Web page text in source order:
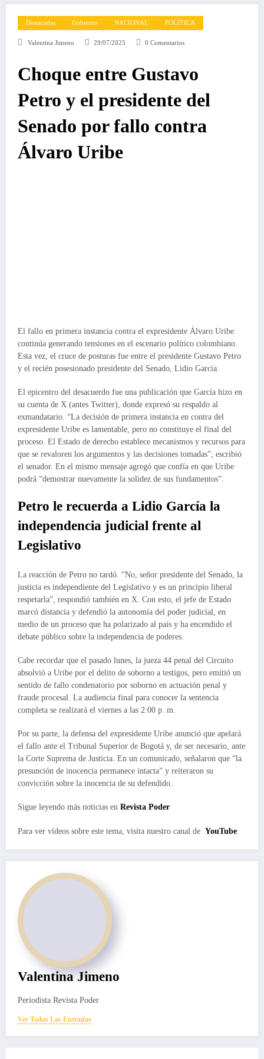
Destacadas Gobierno NACIONAL POLÍTICA
Valentina Jimeno 29/07/2025 0 Comentarios
Choque entre Gustavo
Petro y el presidente del
Senado por fallo contra
Álvaro Uribe
El fallo en primera instancia contra el expresidente Álvaro Uribe
continúa generando tensiones en el escenario político colombiano.
Esta vez, el cruce de posturas fue entre el presidente Gustavo Petro
y el recién posesionado presidente del Senado, Lidio García.
El epicentro del desacuerdo fue una publicación que García hizo en
su cuenta de X (antes Twitter), donde expresó su respaldo al
exmandatario. “La decisión de primera instancia en contra del
expresidente Uribe es lamentable, pero no constituye el final del
proceso. El Estado de derecho establece mecanismos y recursos para
que se revaloren los argumentos y las decisiones tomadas”, escribió
el senador. En el mismo mensaje agregó que confía en que Uribe
podrá “demostrar nuevamente la solidez de sus fundamentos”.
Petro le recuerda a Lidio García la
independencia judicial frente al
Legislativo
La reacción de Petro no tardó. “No, señor presidente del Senado, la
justicia es independiente del Legislativo y es un principio liberal
respetarla”, respondió también en X. Con esto, el jefe de Estado
marcó distancia y defendió la autonomía del poder judicial, en
medio de un proceso que ha polarizado al país y ha encendido el
debate público sobre la independencia de poderes.
Cabe recordar que el pasado lunes, la jueza 44 penal del Circuito
absolvió a Uribe por el delito de soborno a testigos, pero emitió un
sentido de fallo condenatorio por soborno en actuación penal y
fraude procesal. La audiencia final para conocer la sentencia
completa se realizará el viernes a las 2:00 p. m.
Por su parte, la defensa del expresidente Uribe anunció que apelará
el fallo ante el Tribunal Superior de Bogotá y, de ser necesario, ante
la Corte Suprema de Justicia. En un comunicado, señalaron que “la
presunción de inocencia permanece intacta” y reiteraron su
convicción sobre la inocencia de su defendido.
Sigue leyendo más noticias en Revista Poder
Para ver vídeos sobre este tema, visita nuestro canal de YouTube
Valentina Jimeno
Periodista Revista Poder
Ver Todas Las Entradas